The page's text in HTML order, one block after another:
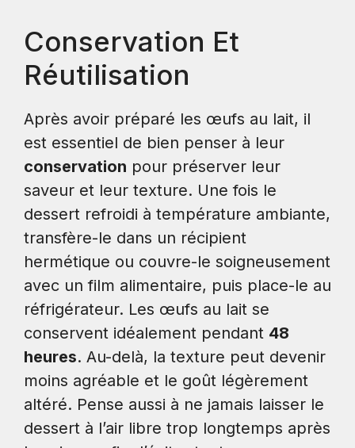
Conservation Et
Réutilisation
Après avoir préparé les œufs au lait, il
est essentiel de bien penser à leur
conservation pour préserver leur
saveur et leur texture. Une fois le
dessert refroidi à température ambiante,
transfère-le dans un récipient
hermétique ou couvre-le soigneusement
avec un film alimentaire, puis place-le au
réfrigérateur. Les œufs au lait se
conservent idéalement pendant 48
heures. Au-delà, la texture peut devenir
moins agréable et le goût légèrement
altéré. Pense aussi à ne jamais laisser le
dessert à l’air libre trop longtemps après